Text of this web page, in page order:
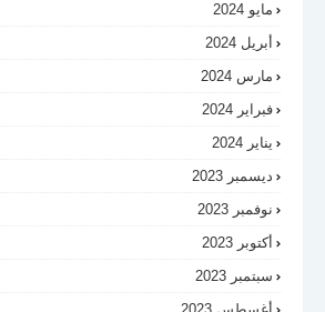
مايو 2024
أبريل 2024
مارس 2024
فبراير 2024
يناير 2024
ديسمبر 2023
نوفمبر 2023
أكتوبر 2023
سبتمبر 2023